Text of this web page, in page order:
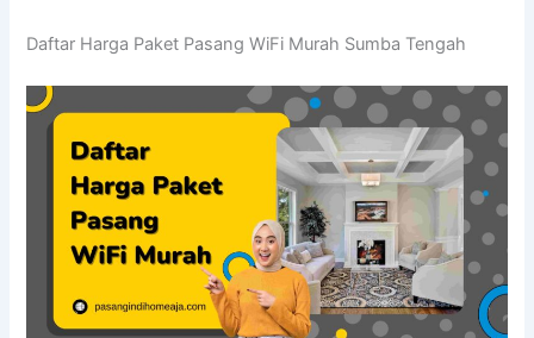
Daftar Harga Paket Pasang WiFi Murah Sumba Tengah